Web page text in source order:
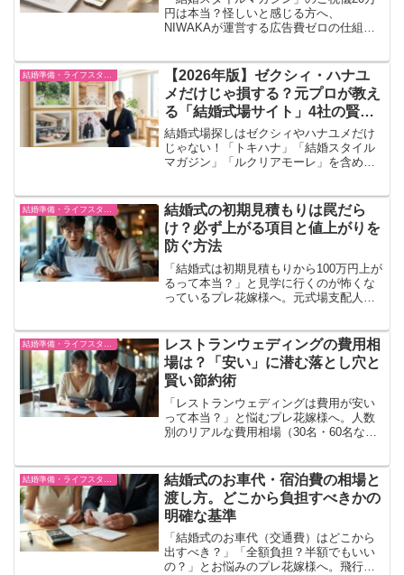
円は本当？怪しいと感じる方へ、
NIWAKAが運営する広告費ゼロの仕組み
人の評判や元プロが検証します。
【2026年版】ゼクシィ・ハナユ
メだけじゃ損する？元プロが教え
る「結婚式場サイト」4社の賢い
使い分けと裏事情
結婚式場探しはゼクシィやハナユメだけ
じゃない！「トキハナ」「結婚スタイル
マガジン」「ルクリアモーレ」を含めた4
など、あなたの目的に合わせて「絶対に
100万円損しない」予約サイトの選び方を
解説します。
結婚準備・ライフスタイル
結婚式の初期見積もりは罠だら
け？必ず上がる項目と値上がりを
防ぐ方法
「結婚式は初期見積もりから100万円上が
るって本当？」と見学に行くのが怖くな
っているプレ花嫁様へ。元式場支配人
恐ろしいからくりを徹底暴露。素人が罠
を見抜くのは不可能なため、最初から
「最低価格保証」のあるトキハナなどの
賢い予約サイトを利用して値上がりを完
全に防ぐ方法を解説します。
結婚準備・ライフスタイル
レストランウェディングの費用相
場は？「安い」に潜む落とし穴と
賢い節約術
「レストランウェディングは費用が安い
って本当？」と悩むプレ花嫁様へ。人数
別のリアルな費用相場（30名・60名な
説。しかし、注意しないと「設備費」や
「高額な持ち込み料」で予算オーバーす
る危険も！絶対に損をしない賢い予約サ
イトの使い分けを公開します。
結婚式のお車代・宿泊費の相場と
渡し方。どこから負担すべきかの
明確な基準
「結婚式のお車代（交通費）はどこから
出すべき？」「全額負担？半額でもいい
の？」とお悩みのプレ花嫁様へ。飛行機